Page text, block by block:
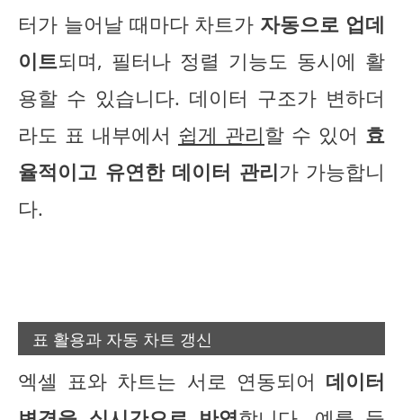
터가 늘어날 때마다 차트가 자동으로 업데
이트되며, 필터나 정렬 기능도 동시에 활
용할 수 있습니다. 데이터 구조가 변하더
라도 표 내부에서 쉽게 관리할 수 있어 효
율적이고 유연한 데이터 관리가 가능합니
다.
표 활용과 자동 차트 갱신
엑셀 표와 차트는 서로 연동되어 데이터